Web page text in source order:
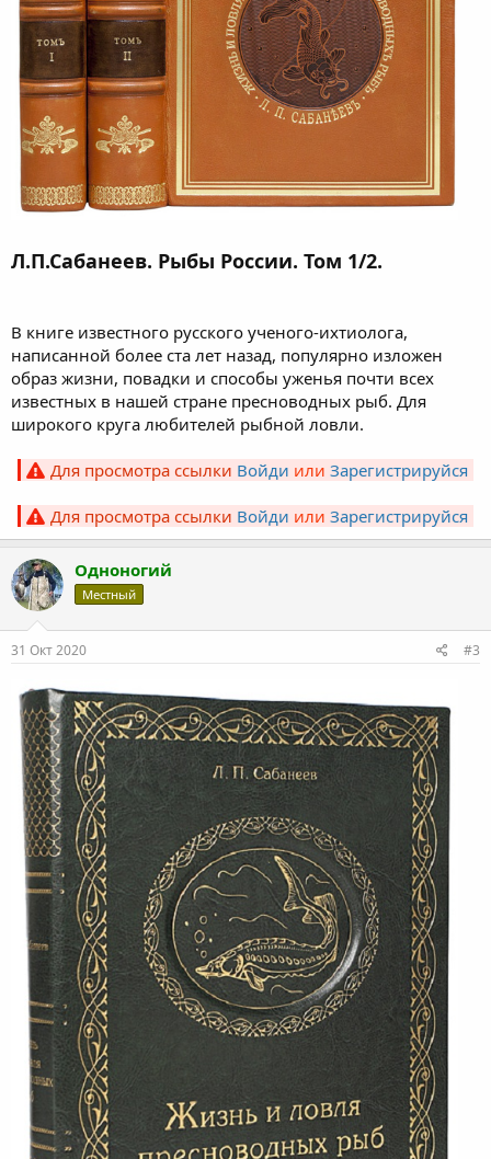
Л.П.Сабанеев. Рыбы России. Том 1/2.
В книге известного русского ученого-ихтиолога,
написанной более ста лет назад, популярно изложен
образ жизни, повадки и способы уженья почти всех
известных в нашей стране пресноводных рыб. Для
широкого круга любителей рыбной ловли.
Для просмотра ссылки Войди или Зарегистрируйся
Для просмотра ссылки Войди или Зарегистрируйся
Одноногий
Местный
31 Окт 2020 #3